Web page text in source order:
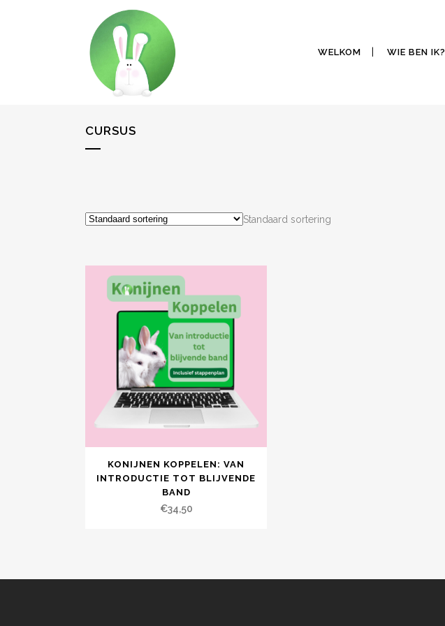
WELKOM WIE BEN IK?
CURSUS
Standaard sortering
KONIJNEN KOPPELEN: VAN
INTRODUCTIE TOT BLIJVENDE
BAND
€34,50